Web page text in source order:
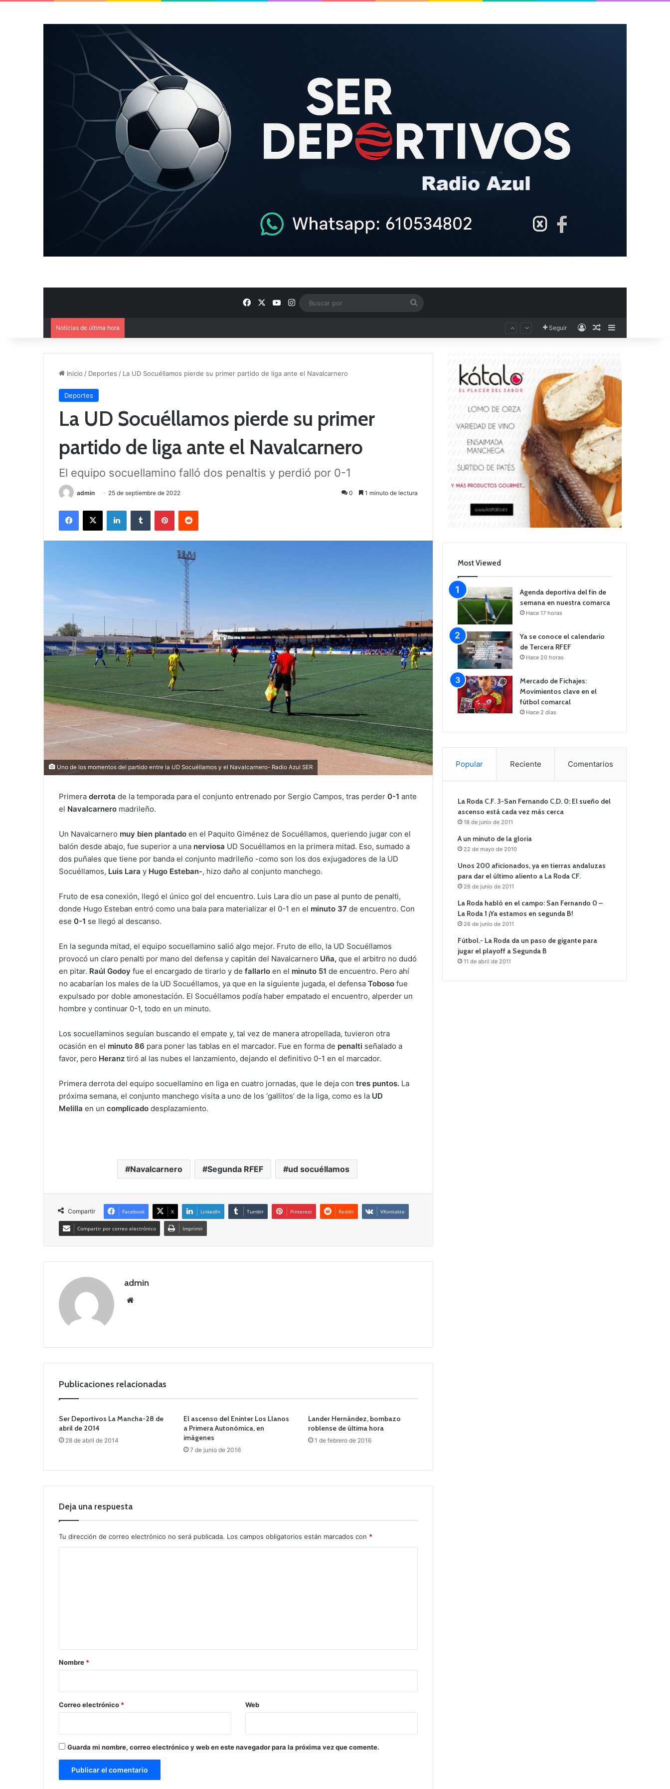
FacebookYouTube
Instagram
Noticias de última hora Seguir AccesoPublicación al
Inicio / Deportes / La UD Socuéllamos pierde su primer partido de liga ante el Navalcarnero
Deportes
La UD Socuéllamos pierde su primer
partido de liga ante el Navalcarnero
El equipo socuellamino falló dos penaltis y perdió por 0-1
admin 25 de septiembre de 2022 0 1 minuto de lectura
Uno de los momentos del partido entre la UD Socuéllamos y el Navalcarnero- Radio Azul SER
Primera derrota de la temporada para el conjunto entrenado por Sergio Campos, tras perder 0-1 ante
el Navalcarnero madrileño.
Un Navalcarnero muy bien plantado en el Paquito Giménez de Socuéllamos, queriendo jugar con el
balón desde abajo, fue superior a una nerviosa UD Socuéllamos en la primera mitad. Eso, sumado a
dos puñales que tiene por banda el conjunto madrileño -como son los dos exjugadores de la UD
Socuéllamos, Luis Lara y Hugo Esteban-, hizo daño al conjunto manchego.
Fruto de esa conexión, llegó el único gol del encuentro. Luis Lara dio un pase al punto de penalti,
donde Hugo Esteban entró como una bala para materializar el 0-1 en el minuto 37 de encuentro. Con
ese 0-1 se llegó al descanso.
En la segunda mitad, el equipo socuellamino salió algo mejor. Fruto de ello, la UD Socuéllamos
provocó un claro penalti por mano del defensa y capitán del Navalcarnero Uña, que el arbitro no dudó
en pitar. Raúl Godoy fue el encargado de tirarlo y de fallarlo en el minuto 51 de encuentro. Pero ahí
no acabarían los males de la UD Socuéllamos, ya que en la siguiente jugada, el defensa Toboso fue
expulsado por doble amonestación. El Socuéllamos podía haber empatado el encuentro, alperder un
hombre y continuar 0-1, todo en un minuto.
Los socuellaminos seguían buscando el empate y, tal vez de manera atropellada, tuvieron otra
ocasión en el minuto 86 para poner las tablas en el marcador. Fue en forma de penalti señalado a
favor, pero Heranz tiró al las nubes el lanzamiento, dejando el definitivo 0-1 en el marcador.
Primera derrota del equipo socuellamino en liga en cuatro jornadas, que le deja con tres puntos. La
próxima semana, el conjunto manchego visita a uno de los ‘gallitos’ de la liga, como es la UD
Melilla en un complicado desplazamiento.
Navalcarnero Segunda RFEF ud socuéllamos
Compartir Facebook X LinkedIn Tumblr Pinterest Reddit VKontakte
Compartir por correo electrónico Imprimir
admin
Publicaciones relacionadas
Ser Deportivos La Mancha-28 de
abril de 2014
28 de abril de 2014
El ascenso del Eninter Los Llanos
a Primera Autonómica, en
imágenes
7 de junio de 2016
Lander Hernández, bombazo
roblense de última hora
1 de febrero de 2016
Deja una respuesta
Tu dirección de correo electrónico no será publicada. Los campos obligatorios están marcados con *
r
*
Nombre *
Correo electrónico * Web
Guarda mi nombre, correo electrónico y web en este navegador para la próxima vez que comente.
Most Viewed
Agenda deportiva del fin de
semana en nuestra comarca
Hace 17 horas
Ya se conoce el calendario
de Tercera RFEF
Hace 20 horas
Mercado de Fichajes:
Movimientos clave en el
fútbol comarcal
Hace 2 días
Popular Reciente Comentarios
La Roda C.F. 3-San Fernando C.D. 0: El sueño del
ascenso está cada vez más cerca
18 de junio de 2011
A un minuto de la gloria
22 de mayo de 2010
Unos 200 aficionados, ya en tierras andaluzas
para dar el último aliento a La Roda CF.
26 de junio de 2011
La Roda habló en el campo: San Fernando 0 –
La Roda 1 ¡Ya estamos en segunda B!
26 de junio de 2011
Fútbol.- La Roda da un paso de gigante para
jugar el playoff a Segunda B
11 de abril de 2011